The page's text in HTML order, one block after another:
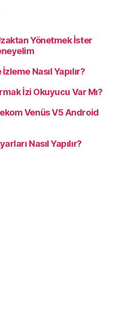
Yönetmek İster
Nasıl Yapılır?
İzi Okuyucu Var Mı?
Venüs V5 Android
Nasıl Yapılır?